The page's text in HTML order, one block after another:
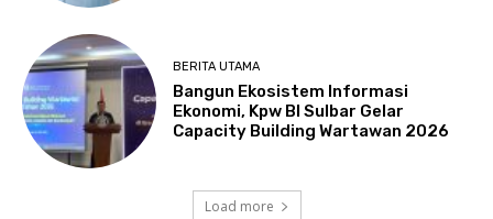
BERITA UTAMA
Bangun Ekosistem Informasi
Ekonomi, Kpw BI Sulbar Gelar
Capacity Building Wartawan 2026
Load more